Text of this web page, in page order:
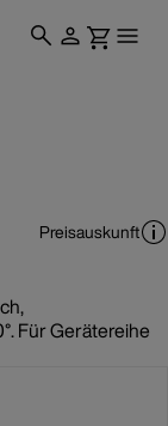
Preisauskunft
Für Gerätereihe